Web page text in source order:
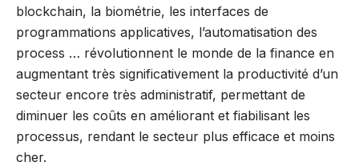
blockchain, la biométrie, les interfaces de
programmations applicatives, l’automatisation des
process … révolutionnent le monde de la finance en
augmentant très significativement la productivité d’un
secteur encore très administratif, permettant de
diminuer les coûts en améliorant et fiabilisant les
processus, rendant le secteur plus efficace et moins
cher.